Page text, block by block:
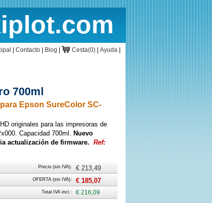
Contacto Blog CestaCesta(0) Ayuda
700ml
Epson SureColor SC-
originales para las impresoras de
Capacidad 700ml. Nuevo
actualización de firmware. Ref:
Precio (sin IVA): € 213,49
OFERTA (sin IVA): € 185,07
Total IVA incl.: € 216,09